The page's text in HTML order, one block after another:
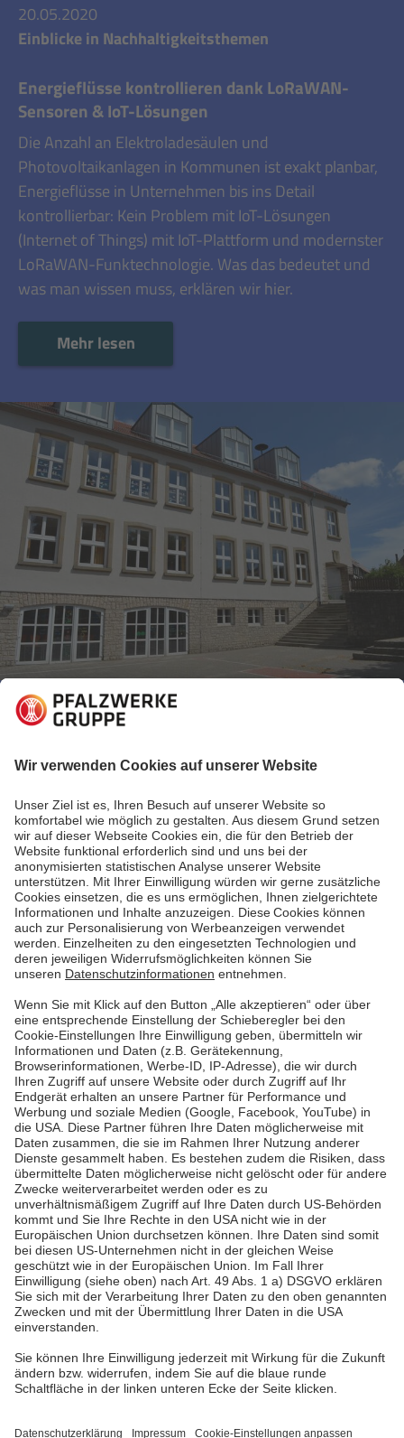
20.05.2020
Einblicke in Nachhaltigkeitsthemen
Energieflüsse kontrollieren dank LoRaWAN-
Sensoren & IoT-Lösungen
Die Anzahl an Elektroladesäulen und
Photovoltaikanlagen in Kommunen ist exakt planbar,
Energieflüsse in Unternehmen bis ins Detail
kontrollierbar: Kein Problem mit IoT-Lösungen
(Internet of Things) mit IoT-Plattform und modernster
LoRaWAN-Funktechnologie. Was das bedeutet und
was man wissen muss, erklären wir hier.
Mehr lesen
04.12.2020
Einblicke in Nachhaltigkeitsthemen
Gute Luft in Klassenräumen – in Corona-Zeiten
wichtiger denn je. Die Kommune Gersheim behält den
CO2-Gehalt in ihren Schulräumen dank LoRaWAN-
Sensoren minütlich im Blick und sorgt so für
coronakonforme Lüftungskonzepte. Gleichzeitig kann
sie die erfassten Daten für andere Zwecke nutzen,
zum Beispiel, um Energie zu sparen.
Mehr lesen
Mehr lesen
Pfalzwerke
Über uns & Autoren
Datenschutz
Impressum
Barrierefreiheit
Wir sind die Pfalzwerke: